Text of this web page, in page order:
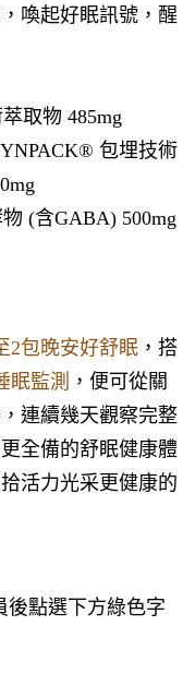
喚起好眠訊號，醒
取物 485mg
包埋技術
(含GABA) 500mg
2包晚安好舒眠 ，搭
眠監測 ， 便可從關
連續幾天觀察完整
全備的舒眠健康體
活力光采更健康的
後點選下方綠色字